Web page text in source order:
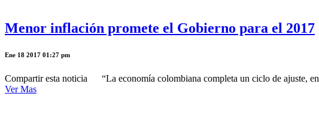
Menor inflación promete el Gobierno para el 2017
Ene 18 2017 01:27 pm
Compartir esta noticia “La economía colombiana completa un ciclo de ajuste, en
Ver Mas